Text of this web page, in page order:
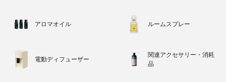
アロマオイル ルームスプレー
電動ディフューザー
関連アクセサリー・消耗
品